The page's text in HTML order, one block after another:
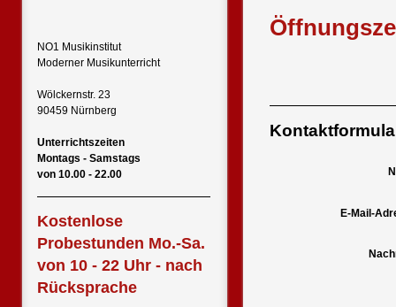
NO1 Musikinstitut
Moderner Musikunterricht
Wölckernstr. 23
90459 Nürnberg
Unterrichtszeiten
Montags - Samstags
von 10.00 - 22.00
Kostenlose
Probestunden Mo.-Sa.
von 10 - 22 Uhr - nach
Rücksprache
E-Mail-